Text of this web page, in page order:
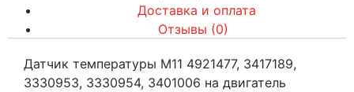
Доставка и оплата
Отзывы (0)
Датчик температуры M11 4921477, 3417189,
3330953, 3330954, 3401006 на двигатель